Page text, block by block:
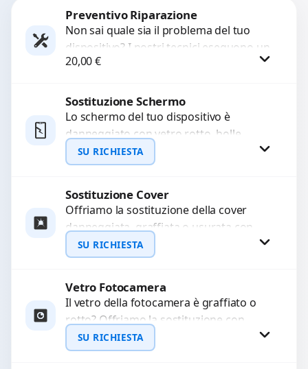
Preventivo Riparazione
Non sai quale sia il problema del tuo
dispositivo? I nostri tecnici eseguono un
check-up completo con strumenti
20,00€
Procedi
Sostituzione Schermo
Lo schermo del tuo dispositivo è
danneggiato con vetro rotto, bolle,
macchie, schermo nero o pixel morti?
Sostituiamo schermi completi...
SU RICHIESTA
Richiedi Preventivo
WhatsApp
Sostituzione Cover
Offriamo la sostituzione della cover
danneggiata, graffiata o usurata con
ricambi di alta qualità e garantiti.
Ripristiniamo l’aspetto estetico e...
SU RICHIESTA
Richiedi Preventivo
WhatsApp
Vetro Fotocamera
Il vetro della fotocamera è graffiato o
rotto? Offriamo la sostituzione con
ricambi di alta qualità garantiti per 3
mesi....
SU RICHIESTA